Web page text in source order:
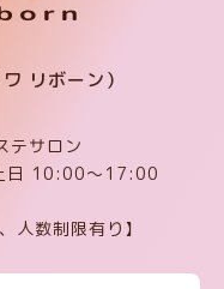
リボーン）
サロン
日 10:00〜17:00
人数制限有り】